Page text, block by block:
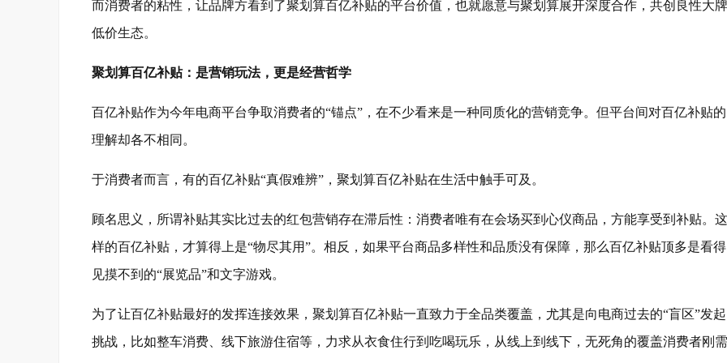
而消费者的粘性，让品牌方看到了聚划算百亿补贴的平台价值，也就愿意与聚划算展开深度合作，共创良性大牌
低价生态。
聚划算百亿补贴：是营销玩法，更是经营哲学
百亿补贴作为今年电商平台争取消费者的“锚点”，在不少看来是一种同质化的营销竞争。但平台间对百亿补贴的
理解却各不相同。
于消费者而言，有的百亿补贴“真假难辨”，聚划算百亿补贴在生活中触手可及。
顾名思义，所谓补贴其实比过去的红包营销存在滞后性：消费者唯有在会场买到心仪商品，方能享受到补贴。这
样的百亿补贴，才算得上是“物尽其用”。相反，如果平台商品多样性和品质没有保障，那么百亿补贴顶多是看得
见摸不到的“展览品”和文字游戏。
为了让百亿补贴最好的发挥连接效果，聚划算百亿补贴一直致力于全品类覆盖，尤其是向电商过去的“盲区”发起
挑战，比如整车消费、线下旅游住宿等，力求从衣食住行到吃喝玩乐，从线上到线下，无死角的覆盖消费者刚需